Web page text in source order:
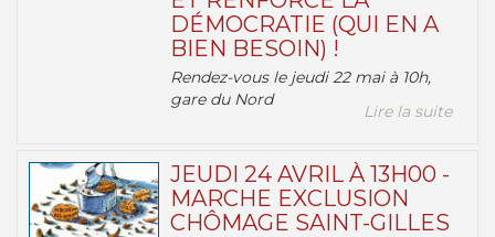
DÉMOCRATIE (QUI EN A
BIEN BESOIN) !
Rendez-vous le jeudi 22 mai à 10h,
gare du Nord
Lire la suite
JEUDI 24 AVRIL À 13H00 -
MARCHE EXCLUSION
CHÔMAGE SAINT-GILLES